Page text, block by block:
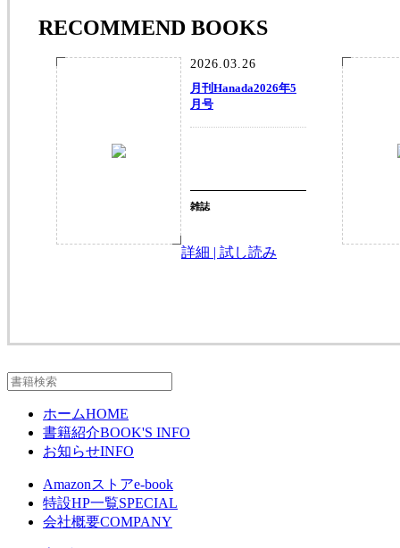
RECOMMEND BOOKS
2026.03.26
月刊Hanada2026年5
月号
雑誌
詳細 | 試し読み
ホームHOME
書籍紹介BOOK'S INFO
お知らせINFO
Amazonストアe-book
特設HP一覧SPECIAL
会社概要COMPANY